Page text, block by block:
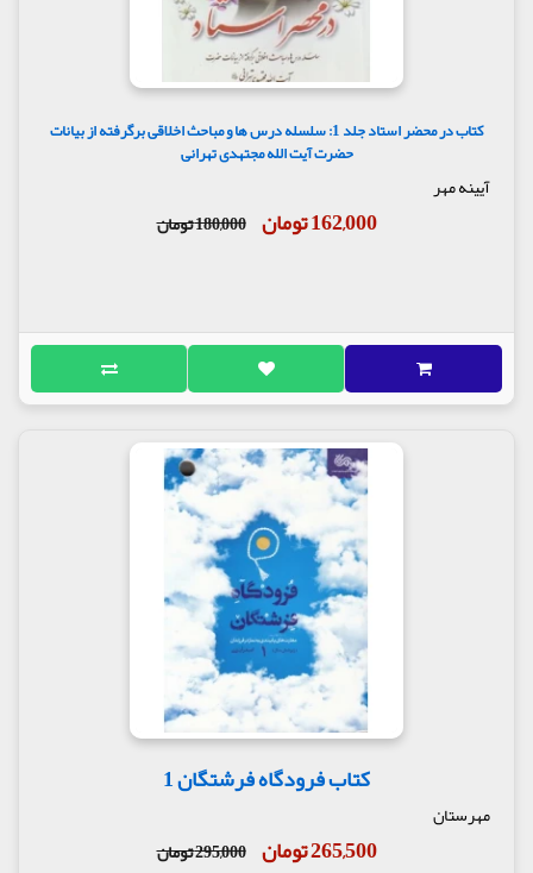
کتاب در محضر استاد جلد 1: سلسله درس ها و مباحث اخلاقی برگرفته از بیانات
حضرت آیت الله مجتهدی تهرانی
آیینه مهر
162,000 تومان 180,000 تومان
کتاب فرودگاه فرشتگان 1
مهرستان
265,500 تومان 295,000 تومان